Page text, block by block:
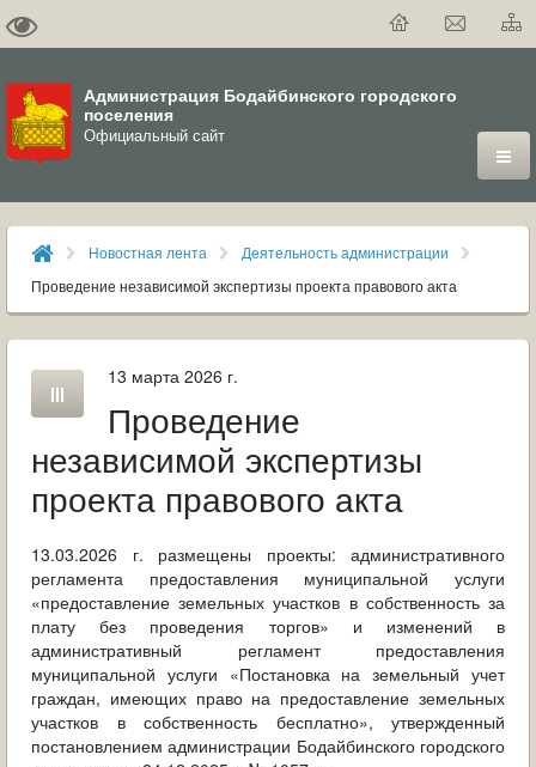
Администрация Бодайбинского городского
поселения
Официальный сайт
ГОРОД
ДУМА
ВЛАСТЬ
ДОКУМЕНТЫ
ОФИЦИАЛЬНЫЙ ВЕСТНИК БОДАЙБО
МУНИЦИПАЛЬНЫЕ УСЛУГИ
ОБРАЩЕНИЯ ГРАЖДАН
ГРАДОСТРОИТЕЛЬНАЯ ДЕЯТЕЛЬНОСТЬ
ИНФОРМИРОВАНИЕ НАСЕЛЕНИЯ
ДЕЯТЕЛЬНОСТЬ ПРОКУРАТУРЫ
Новостная лента
Деятельность администрации
Проведение независимой экспертизы проекта правового акта
13 марта 2026 г.
Проведение
независимой экспертизы
проекта правового акта
13.03.2026 г. размещены проекты: административного
регламента предоставления муниципальной услуги
«предоставление земельных участков в собственность за
плату без проведения торгов» и изменений в
административный регламент предоставления
муниципальной услуги «Постановка на земельный учет
граждан, имеющих право на предоставление земельных
участков в собственность бесплатно», утвержденный
постановлением администрации Бодайбинского городского